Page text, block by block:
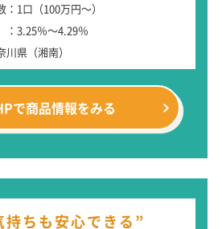
1口（100万円～）
：3.25％～4.29％
県（湘南）
で商品情報をみる
持ちも安心できる”